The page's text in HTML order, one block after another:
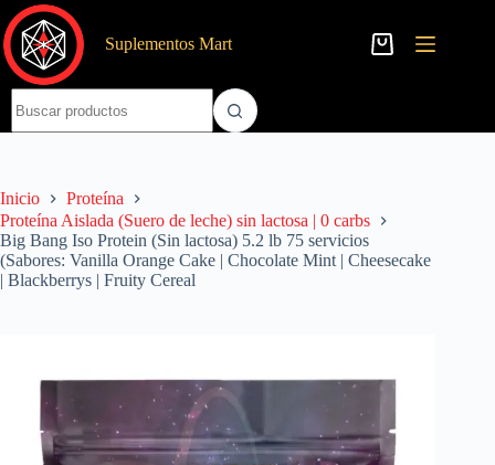
Saltar
al
contenido
Suplementos Mart
Carro
resultados
Inicio
Proteína
Proteína Aislada (Suero de leche) sin lactosa | 0 carbs
Big Bang Iso Protein (Sin lactosa) 5.2 lb 75 servicios
(Sabores: Vanilla Orange Cake | Chocolate Mint | Cheesecake
| Blackberrys | Fruity Cereal